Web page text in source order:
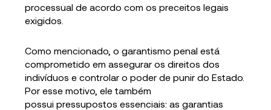
processual de acordo com os preceitos legais
exigidos.
Como mencionado, o garantismo penal está
comprometido em assegurar os direitos dos
indivíduos e controlar o poder de punir do Estado.
Por esse motivo, ele também
possui pressupostos essenciais: as garantias